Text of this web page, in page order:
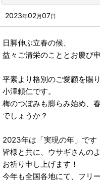
2023年02月 07日
日脚伸ぶ立春の候、
益々ご清栄のこととお慶び
平素より格別のご愛顧を賜
小澤頼仁です。
梅のつぼみも膨らみ始め、
でしょうか？
2023年は「実現の年」です
皆様と共に、ウサギさんの
お祈り申し上げます！
今年も全国各地にて、フリ